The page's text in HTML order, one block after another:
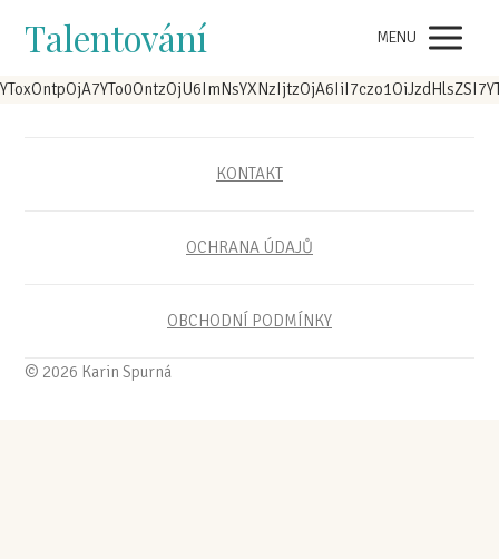
Talentování MENU
KONTAKT
OCHRANA ÚDAJŮ
OBCHODNÍ PODMÍNKY
© 2026 Karin Spurná